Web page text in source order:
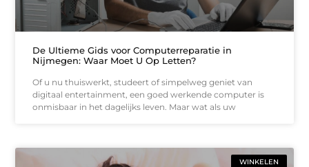
De Ultieme Gids voor Computerreparatie in
Nijmegen: Waar Moet U Op Letten?
Of u nu thuiswerkt, studeert of simpelweg geniet van
digitaal entertainment, een goed werkende computer is
onmisbaar in het dagelijks leven. Maar wat als uw
WINKELEN